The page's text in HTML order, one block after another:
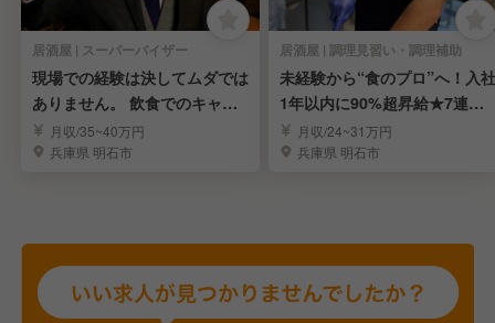
居酒屋 | スーパーバイザー
現場での経験は決してムダでは
ありません。 飲食でのキャリ
アを考えませんか？
月収/35~40万円
兵庫県 明石市
居酒屋 | 調理見習い・調理補助
未経験から“食のプロ”へ！入社
1年以内に90%超昇給★7連休
も取得可能！
月収/24~31万円
兵庫県 明石市